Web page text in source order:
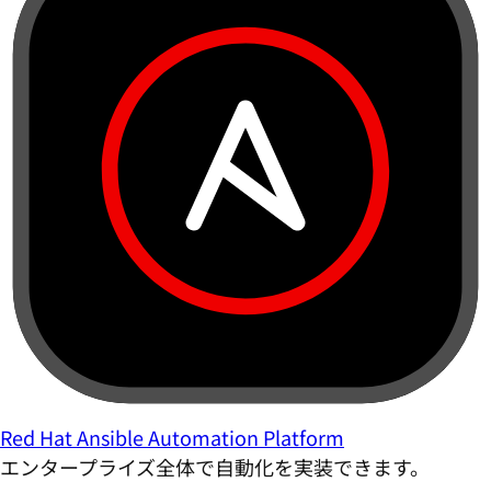
Red Hat Ansible Automation Platform
エンタープライズ全体で自動化を実装できます。